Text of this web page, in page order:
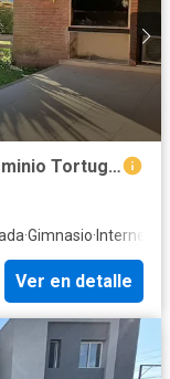
Departamento en Alquiler en Condominio Tortugas 1, Pilar - 4 Ambientes
·Gimnasio· Internet
Ver en detalle